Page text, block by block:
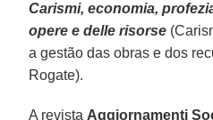
Carismi, economia,
opere e delle risorse
a gestão das obras e dos
Rogate).
A revista Aggiornamenti